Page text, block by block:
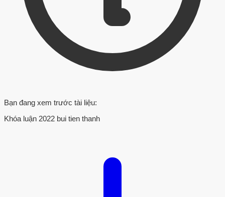
Bạn đang xem trước tài liệu:
Khóa luận 2022 bui tien thanh